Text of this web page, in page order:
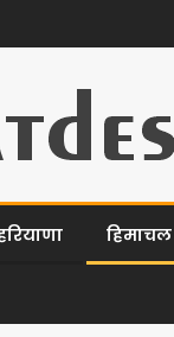
हिमाचल